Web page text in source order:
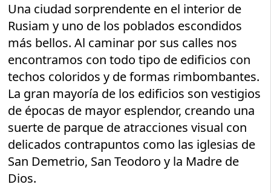
Una ciudad sorprendente en el interior de
Rusiam y uno de los poblados escondidos
más bellos. Al caminar por sus calles nos
encontramos con todo tipo de edificios con
techos coloridos y de formas rimbombantes.
La gran mayoría de los edificios son vestigios
de épocas de mayor esplendor, creando una
suerte de parque de atracciones visual con
delicados contrapuntos como las iglesias de
San Demetrio, San Teodoro y la Madre de
Dios.